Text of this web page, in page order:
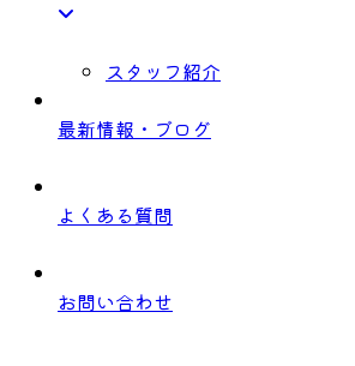
スタッフ紹介
最新情報・ブログ
よくある質問
お問い合わせ